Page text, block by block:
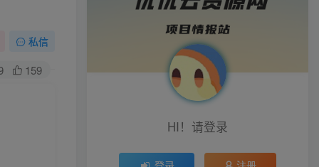
私信
159
HI！请登录